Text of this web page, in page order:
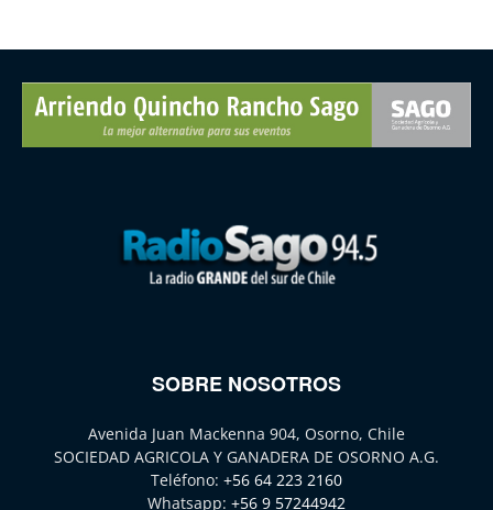
SOBRE NOSOTROS
Avenida Juan Mackenna 904, Osorno, Chile
SOCIEDAD AGRICOLA Y GANADERA DE OSORNO A.G.
Teléfono: +56 64 223 2160
Whatsapp: +56 9 57244942